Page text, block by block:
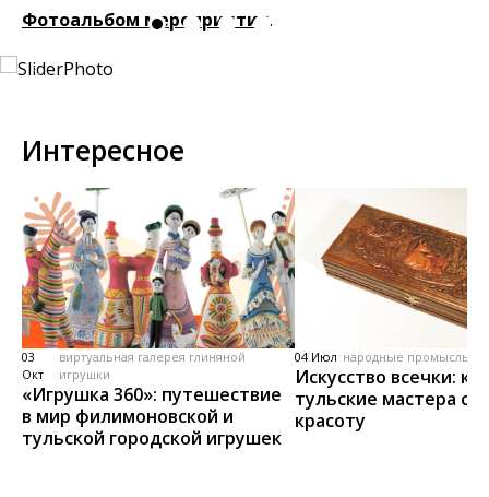
Фотоальбом мероприятия.
Интересное
03
Окт
виртуальная галерея глиняной
игрушки
«Игрушка 360»: путешествие
в мир филимоновской и
тульской городской игрушек
04 Июл народные промыслы,
Искусство всечки: как
тульские мастера
красоту